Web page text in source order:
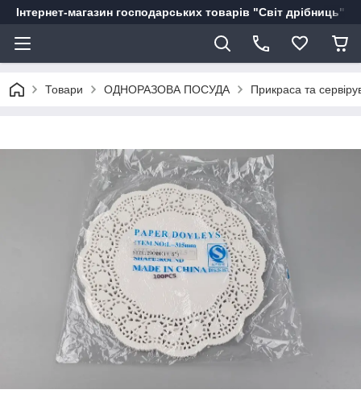
Інтернет-магазин господарських товарів "Світ дрібниць"
Товари ОДНОРАЗОВА ПОСУДА Прикраса та